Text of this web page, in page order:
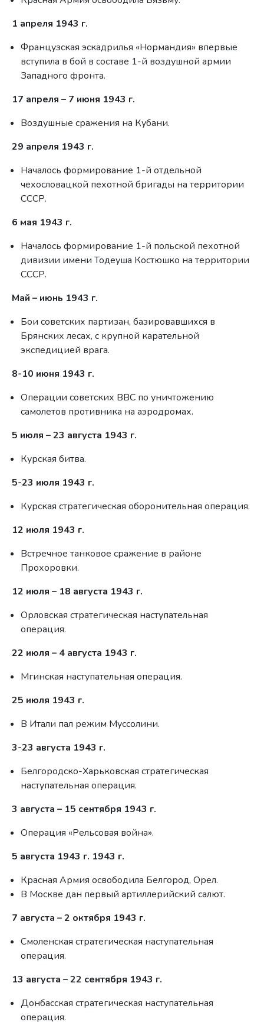
1 апреля 1943 г.
Французская эскадрилья «Нормандия» впервые
вступила в бой в составе 1-й воздушной армии
Западного фронта.
17 апреля – 7 июня 1943 г.
Воздушные сражения на Кубани.
29 апреля 1943 г.
Началось формирование 1-й отдельной
чехословацкой пехотной бригады на территории
СССР.
6 мая 1943 г.
Началось формирование 1-й польской пехотной
дивизии имени Тодеуша Костюшко на территории
СССР.
Май – июнь 1943 г.
Бои советских партизан, базировавшихся в
Брянских лесах, с крупной карательной
экспедицией врага.
8-10 июня 1943 г.
Операции советских ВВС по уничтожению
самолетов противника на аэродромах.
5 июля – 23 августа 1943 г.
Курская битва.
5-23 июля 1943 г.
Курская стратегическая оборонительная операция.
12 июля 1943 г.
Встречное танковое сражение в районе
Прохоровки.
12 июля – 18 августа 1943 г.
Орловская стратегическая наступательная
операция.
22 июля – 4 августа 1943 г.
Мгинская наступательная операция.
25 июля 1943 г.
В Итали пал режим Муссолини.
3-23 августа 1943 г.
Белгородско-Харьковская стратегическая
наступательная операция.
3 августа – 15 сентября 1943 г.
Операция «Рельсовая война».
5 августа 1943 г. 1943 г.
Красная Армия освободила Белгород, Орел.
В Москве дан первый артиллерийский салют.
7 августа – 2 октября 1943 г.
Смоленская стратегическая наступательная
операция.
13 августа – 22 сентября 1943 г.
Донбасская стратегическая наступательная
операция.